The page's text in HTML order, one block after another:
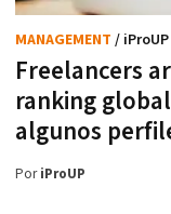
Freelancers
ranking
algunos
MANAGEMENT / iProUP
PoriProUP